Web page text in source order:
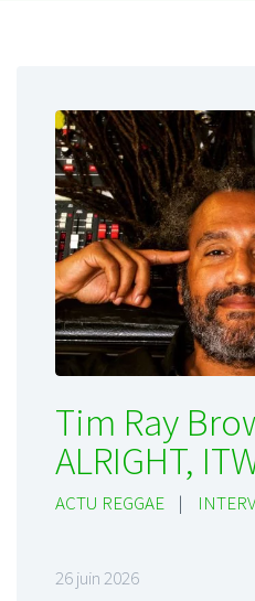
Tim Ray
ALRIGHT,
ACTU REGGAE |
26 juin 2026